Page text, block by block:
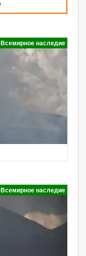
Всемирное наследие
Всемирное наследие